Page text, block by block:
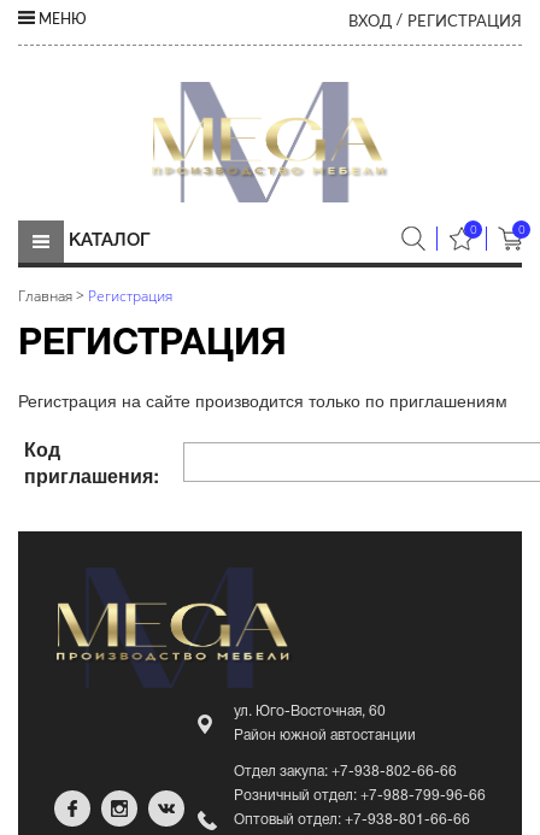
МЕНЮ ВХОД / РЕГИСТРАЦИЯ
0 0
КАТАЛОГ
Главная> Регистрация
РЕГИСТРАЦИЯ
Регистрация на сайте производится только по приглашениям
Код
приглашения:
ул. Юго-Восточная, 60
Район южной автостанции
Отдел закупа: +7-938-802-66-66
Розничный отдел: +7-988-799-96-66
Оптовый отдел: +7-938-801-66-66